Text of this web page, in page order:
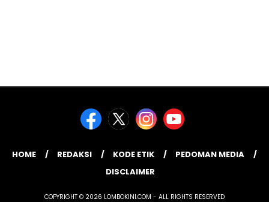
HOME REDAKSI KODE ETIK
PEDOMAN MEDIA
DISCLAIMER
COPYRIGHT © 2026 LOMBOKINI.COM - ALL RIGHTS RESERVED